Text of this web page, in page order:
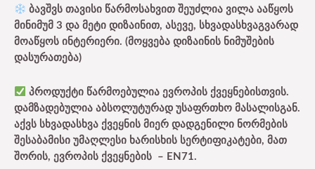
ბავშვს თავისი წარმოსახვით შეუძლია ვილა ააწყოს
მინიმუმ 3 და მეტი დიზაინით, ასევე, სხვადასხვაგვარად
მოაწყოს ინტერიერი. (მოყვება დიზაინის ნიმუშების
დასურათება)
პროდუქტი წარმოებულია ევროპის ქვეყნებისთვის.
დამზადებულია აბსოლუტურად უსაფრთხო მასალისგან.
აქვს სხვადასხვა ქვეყნის მიერ დადგენილი ნორმების
შესაბამისი უმაღლესი ხარისხის სერტიფიკატები, მათ
შორის, ევროპის ქვეყნების – EN71.